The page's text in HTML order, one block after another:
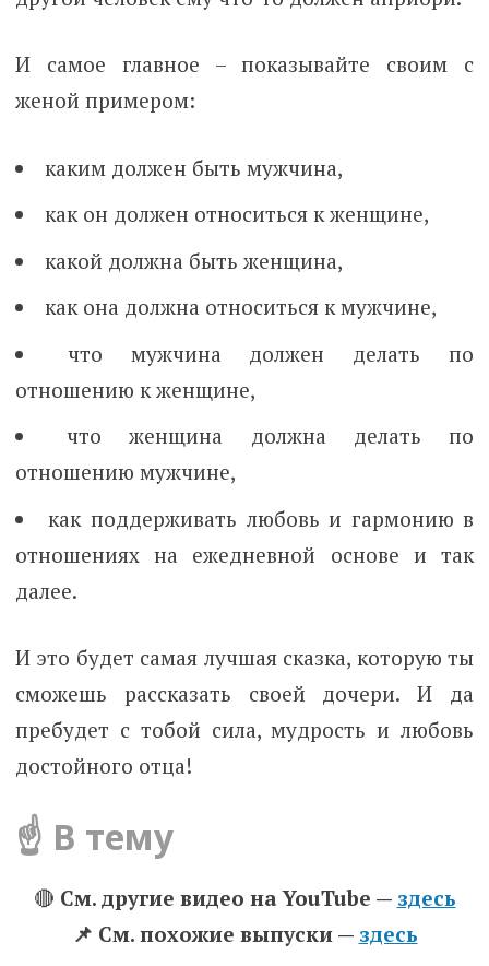
И самое главное – показывайте своим с
женой примером:
каким должен быть мужчина,
как он должен относиться к женщине,
какой должна быть женщина,
как она должна относиться к мужчине,
что мужчина должен делать по
отношению к женщине,
что женщина должна делать по
отношению мужчине,
как поддерживать любовь и гармонию в
отношениях на ежедневной основе и так
далее.
И это будет самая лучшая сказка, которую ты
сможешь рассказать своей дочери. И да
пребудет с тобой сила, мудрость и любовь
достойного отца!
☝️ В тему
🔴 См. другие видео на YouTube — здесь
📌 Cм. похожие выпуски — здесь